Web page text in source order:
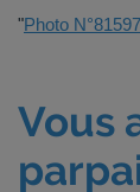
"Photo
Vous